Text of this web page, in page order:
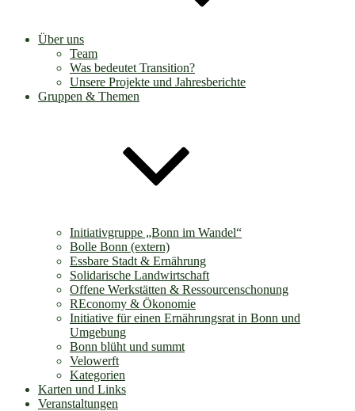
Über uns
Team
Was bedeutet Transition?
Unsere Projekte und Jahresberichte
Gruppen & Themen
Initiativgruppe „Bonn im Wandel“
Bolle Bonn (extern)
Essbare Stadt & Ernährung
Solidarische Landwirtschaft
Offene Werkstätten & Ressourcenschonung
REconomy & Ökonomie
Initiative für einen Ernährungsrat in Bonn und
Umgebung
Bonn blüht und summt
Velowerft
Kategorien
Karten und Links
Veranstaltungen